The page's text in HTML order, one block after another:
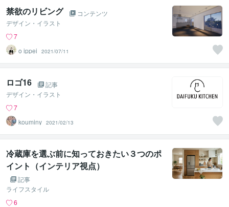
禁欲のリビング
コンテンツ
デザイン・イラスト
7
o ippei
2021/07/11
ロゴ16
記事
デザイン・イラスト
7
kouminy 2021/02/13
冷蔵庫を選ぶ前に知っておきたい３つのポ
イント（インテリア視点）
記事
ライフスタイル
6